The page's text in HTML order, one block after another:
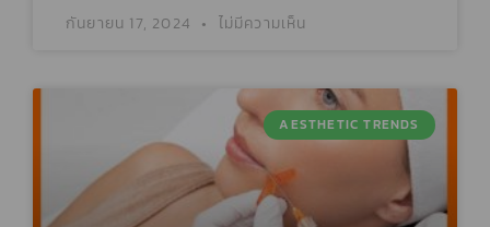
กันยายน 17, 2024 ไม่มีความเห็น
AESTHETIC TRENDS